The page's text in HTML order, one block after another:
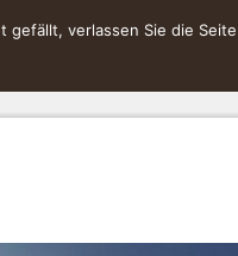
gefällt, verlassen Sie die